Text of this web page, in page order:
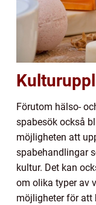
Förutom hälso-
spabesök också
möjligheten att
spabehandlingar
kultur. Det kan
om olika typer av
möjligheter för att